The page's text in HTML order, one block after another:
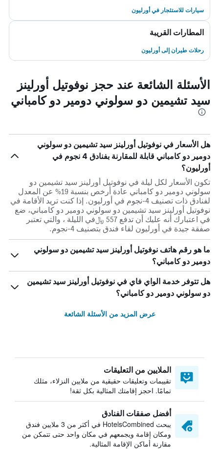
سيارات للاستئجار في أورليون
المطارات القريبة
رحلات طيران إلى أورليون
الأسئلة الشائعة عند حجز نوفوتيل أورلينز
سيد تشيمين دو سولوني دومير دو كامباني
هل الأسعار في نوفوتيل أورلينز سيد تشيمين دو سولوني
دومير دو كامباني قابلة للمقارنة بفنادق 4 نجوم في
أورليون؟
تكون الأسعار لكل ليلة في نوفوتيل أورلينز سيد تشيمين دو
سولوني دومير دو كامباني عادة أرخص بنسبة 19% عن المعدل
لفنادق ذات تصنيف 4-نجوم في أورليون. إذا كنت تريد الأقامة في
نوفوتيل أورلينز سيد تشيمين دو سولوني دومير دو كامباني، ضع
في اعتبارك أنه عليك أن تدفع 557 ﷼في الليلة ، والتي تعتبر
صفقة جيدة في أورليون لقاء فندق بتصنيف 4-نجوم.
ما هو رقم هاتف نوفوتيل أورلينز سيد تشيمين دو سولوني
دومير دو كامباني؟
هل تتوفر خدمة الواي فاي في نوفوتيل أورلينز سيد تشيمين
دو سولوني دومير دو كامباني؟
عرض المزيد من الأسئلة الشائعة
الملايين من التعليقات
تقييمات وتعليقات حقيقية من ملايين النزلاء، مثلك
تمامًا. احجز إقامتك المثالية بكل ثقة!
أفضل صفقات الفنادق
يبحث HotelsCombined في أكثر من 3 ملايين فندق
ومكان إقامة ويجمعهم في مكان واحد حتى تتمكن من
مقارنة أماكن الإقامة المثالية.